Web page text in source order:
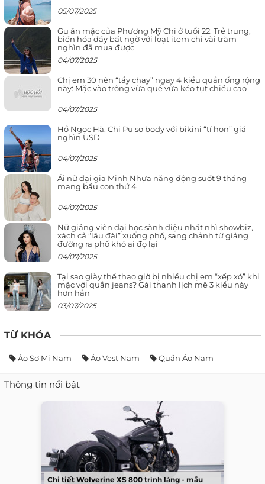
05/07/2025
Gu ăn mặc của Phương Mỹ Chi ở tuổi 22: Trẻ trung,
biến hóa đầy bất ngờ với loạt item chỉ vài trăm
nghìn đã mua được
04/07/2025
Chị em 30 nên “tẩy chay” ngay 4 kiểu quần ống rộng
này: Mặc vào trông vừa quê vừa kéo tụt chiều cao
04/07/2025
Hồ Ngọc Hà, Chi Pu so body với bikini “tí hon” giá
nghìn USD
04/07/2025
Ái nữ đại gia Minh Nhựa năng động suốt 9 tháng
mang bầu con thứ 4
04/07/2025
Nữ giảng viên đại học sành điệu nhất nhì showbiz,
xách cả “lâu đài” xuống phố, sang chảnh từ giảng
đường ra phố khó ai đọ lại
04/07/2025
Tại sao giày thể thao giờ bị nhiều chị em “xếp xó” khi
mặc với quần jeans? Gái thanh lịch mê 3 kiểu này
hơn hẳn
03/07/2025
TỪ KHÓA
Áo Sơ Mi Nam Áo Vest Nam Quần Áo Nam
Thông tin nổi bật
Chi tiết Wolverine XS 800 trình làng - mẫu